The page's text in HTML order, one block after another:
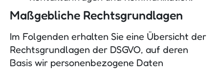
Maßgebliche Rechtsgrundlagen
Im Folgenden erhalten Sie eine Übersicht der
Rechtsgrundlagen der DSGVO, auf deren
Basis wir personenbezogene Daten